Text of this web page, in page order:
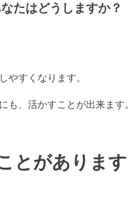
たはどうしますか？
やすくなります。
、活かすことが出来ます。
とがあります